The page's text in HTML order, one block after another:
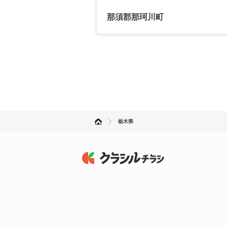
那須郡那珂川町
栃木県